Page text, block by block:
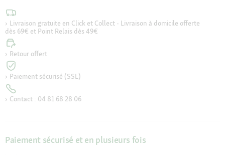
Livraison gratuite en Click et Collect - Livraison à domicile offerte
dès 69€ et Point Relais dès 49€
Retour offert
Paiement sécurisé (SSL)
Contact : 04 81 68 28 06
Paiement sécurisé et en plusieurs fois